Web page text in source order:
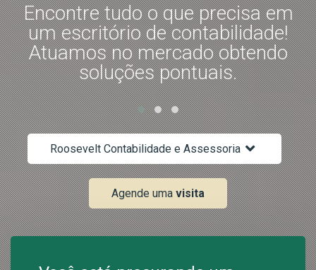
Encontre tudo o que precisa em
um escritório de contabilidade!
Atuamos no mercado obtendo
soluções pontuais.
Roosevelt Contabilidade e Assessoria
Agende uma visita